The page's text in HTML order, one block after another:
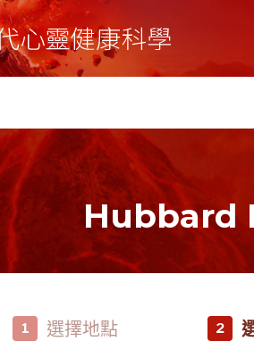
Hubbard
1 選擇地點 2